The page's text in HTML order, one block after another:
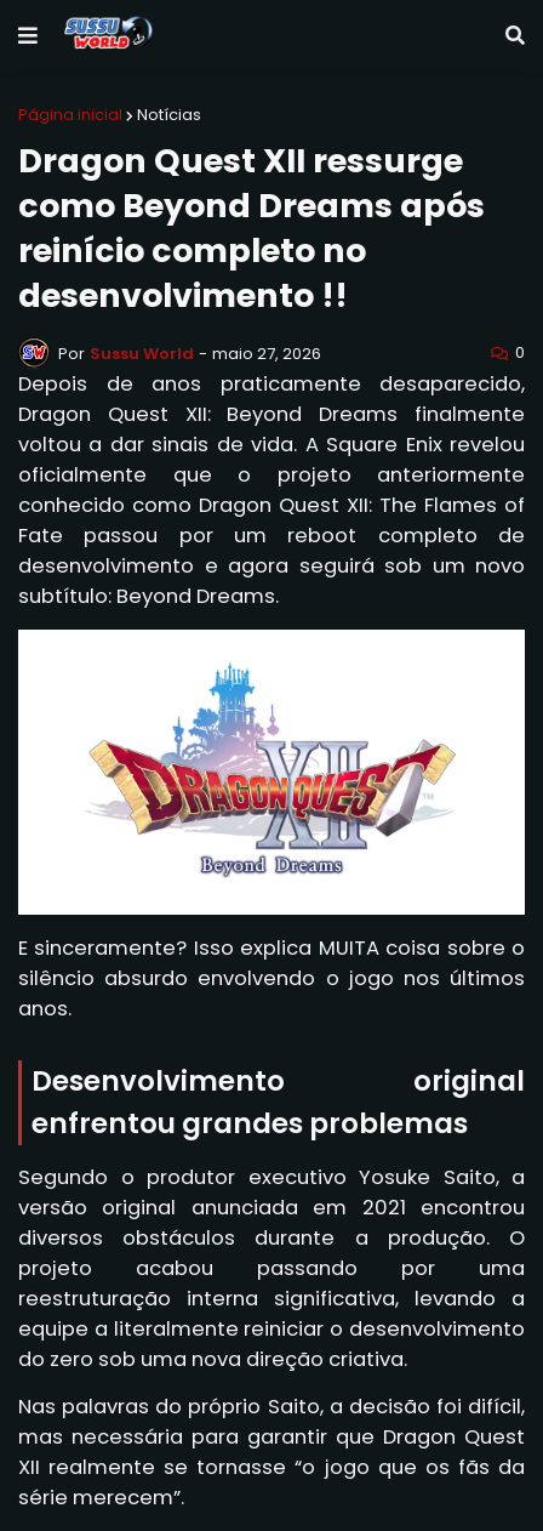
Página inicial Notícias
Dragon Quest XII ressurge
como Beyond Dreams após
reinício completo no
desenvolvimento !!
Por Sussu World - maio 27, 2026 0
Depois de anos praticamente desaparecido,
Dragon Quest XII: Beyond Dreams finalmente
voltou a dar sinais de vida. A Square Enix revelou
oficialmente que o projeto anteriormente
conhecido como Dragon Quest XII: The Flames of
Fate passou por um reboot completo de
desenvolvimento e agora seguirá sob um novo
subtítulo: Beyond Dreams.
E sinceramente? Isso explica MUITA coisa sobre o
silêncio absurdo envolvendo o jogo nos últimos
anos.
Desenvolvimento original
enfrentou grandes problemas
Segundo o produtor executivo Yosuke Saito, a
versão original anunciada em 2021 encontrou
diversos obstáculos durante a produção. O
projeto acabou passando por uma
reestruturação interna significativa, levando a
equipe a literalmente reiniciar o desenvolvimento
do zero sob uma nova direção criativa.
Nas palavras do próprio Saito, a decisão foi difícil,
mas necessária para garantir que Dragon Quest
XII realmente se tornasse “o jogo que os fãs da
série merecem”.